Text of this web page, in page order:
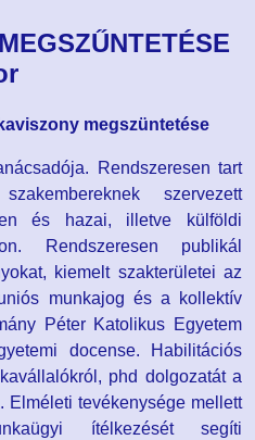
megszüntetése
Rendszeresen tart
szervezett
és hazai, illetve külföldi
Rendszeresen publikál
kiemelt szakterületei az
munkajog és a kollektív
Péter Katolikus Egyetem
docense. Habilitációs
phd dolgozatát a
Elméleti tevékenysége mellett
ítélkezését segíti